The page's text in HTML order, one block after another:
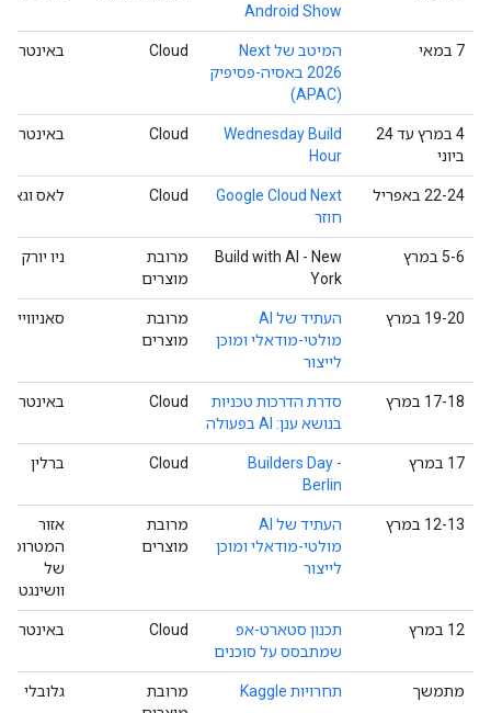
Android Show
‫7 במאי
המיטב של Next
2026 באסיה-פסיפיק
(APAC)
Cloud באינטרנט
‫4 במרץ עד 24
ביוני
Wednesday Build
Hour
Cloud באינטרנט
‫22-24 באפריל
Google Cloud Next
חוזר
Cloud לאס וגאס
‫5-6 במרץ
Build with AI - New
York
מרובת
מוצרים
ניו יורק
‫19-20 במרץ
העתיד של AI
מולטי-מודאלי ומוכן
לייצור
מרובת
מוצרים
סאניווייל
‫17-18 במרץ
סדרת הדרכות טכניות
בנושא ענן: AI בפעולה
Cloud באינטרנט
‫17 במרץ
Builders Day -
Berlin
Cloud ברלין
‫12-13 במרץ
העתיד של AI
מולטי-מודאלי ומוכן
לייצור
מרובת
מוצרים
אזור
של
וושינגטון
‫12 במרץ
תכנון סטארט-אפ
שמתבסס על סוכנים
Cloud באינטרנט
מתמשך תחרויות Kaggle
מרובת
גלובלי